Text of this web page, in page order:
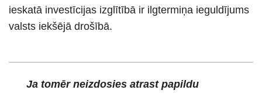
ieskatā investīcijas izglītībā ir ilgtermiņa ieguldījums
valsts iekšējā drošībā.
Ja tomēr neizdosies atrast papildu